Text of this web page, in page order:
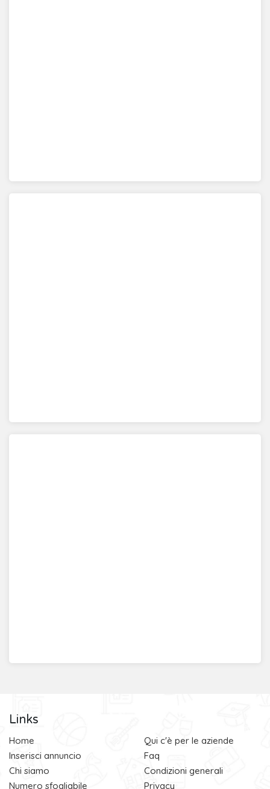
Links
Home
Inserisci annuncio
Chi siamo
Numero sfogliabile
Qui c'è per le aziende
Faq
Condizioni generali
Privacy